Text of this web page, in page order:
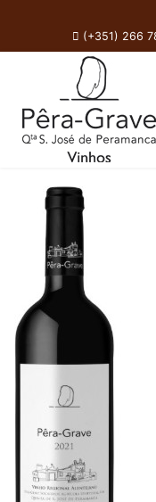
(+351) 266